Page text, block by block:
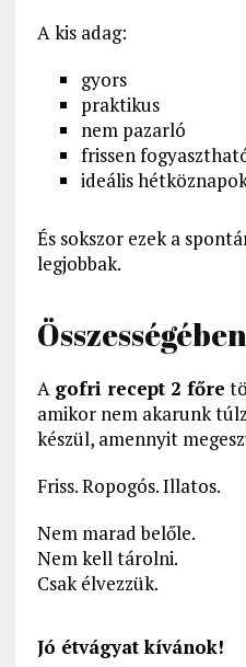
A kis adag:
gyors
praktikus
nem pazarló
frissen
ideális
És sokszor ezek a
legjobbak.
Összességében
A gofri recept 2 főre
amikor nem akarunk
készül, amennyit
Friss. Ropogós. Illatos.
Nem marad belőle.
Nem kell tárolni.
Csak élvezzük.
Jó étvágyat kívánok!